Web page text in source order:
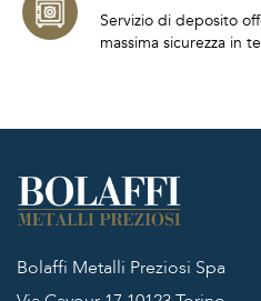
Servizio di deposito
massima sicurezza in
Bolaffi Metalli Preziosi Spa